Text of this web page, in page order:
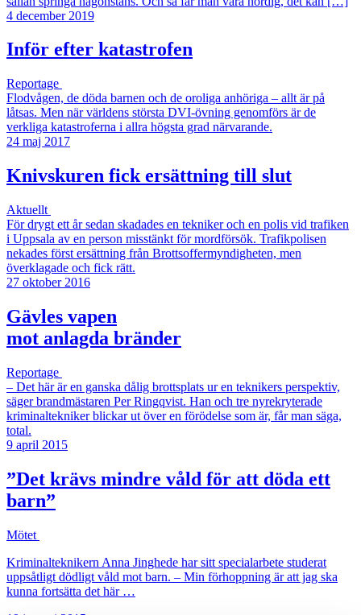
4 december 2019
Inför efter katastrofen
Reportage
Flodvågen, de döda barnen och de oroliga anhöriga – allt är på
låtsas. Men när världens största DVI-övning genomförs är de
verkliga katastroferna i allra högsta grad närvarande.
24 maj 2017
Knivskuren fick ersättning till slut
Aktuellt
För drygt ett år sedan skadades en tekniker och en polis vid trafiken
i Uppsala av en person misstänkt för mordförsök. Trafikpolisen
nekades först ersättning från Brottsoffermyndigheten, men
överklagade och fick rätt.
27 oktober 2016
Gävles vapen
mot anlagda bränder
Reportage
– Det här är en ganska dålig brottsplats ur en teknikers perspektiv,
säger brandmästaren Per Ringqvist. Han och tre nyrekryterade
kriminaltekniker blickar ut över en förödelse som är, får man säga,
total.
9 april 2015
”Det krävs mindre våld för att döda ett
barn”
Mötet
Kriminalteknikern Anna Jinghede har sitt specialarbete studerat
uppsåtligt dödligt våld mot barn. – Min förhoppning är att jag ska
kunna fortsätta det här …